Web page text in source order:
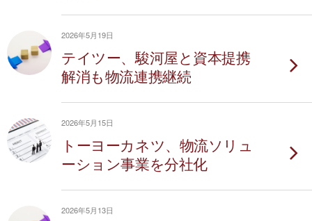
2026年5月19日
テイツー、駿河屋と資本提携
解消も物流連携継続
2026年5月15日
トーヨーカネツ、物流ソリュ
ーション事業を分社化
2026年5月13日